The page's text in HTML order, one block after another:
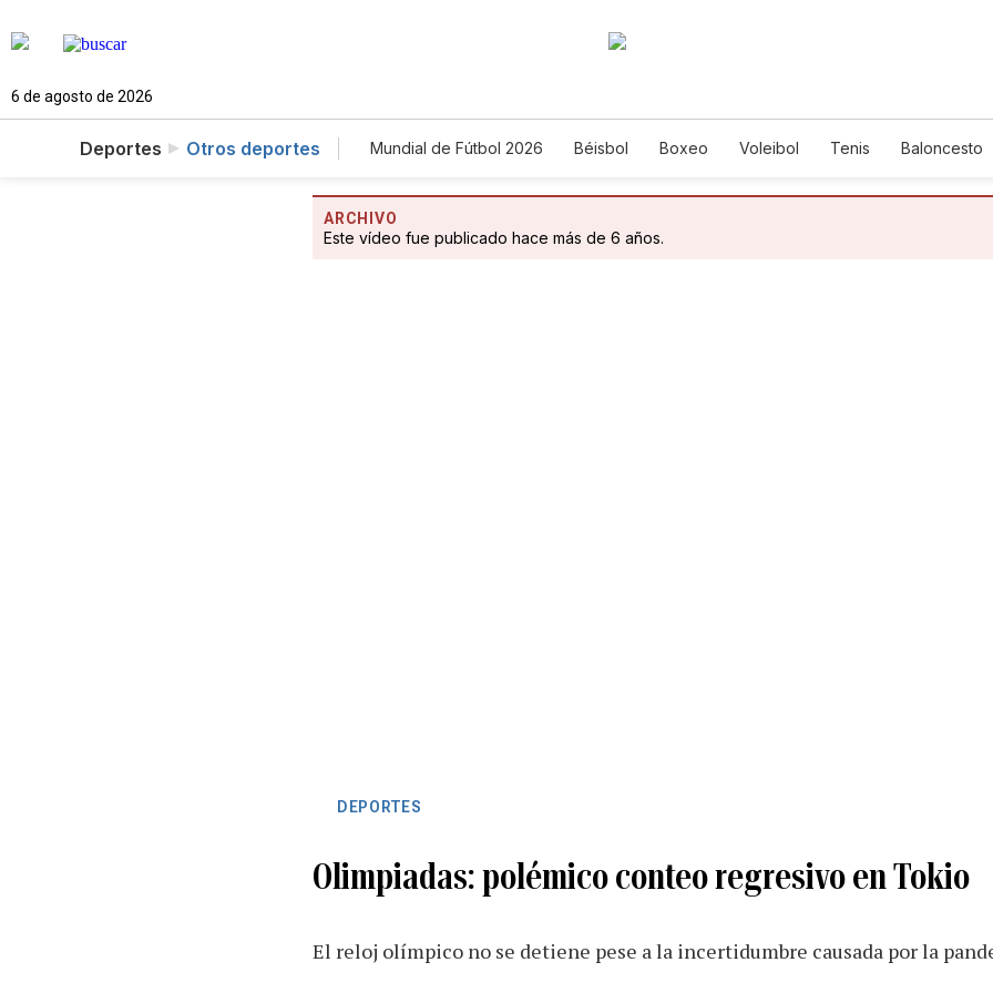
6 de agosto de 2026
Deportes Otros deportes Mundial de Fútbol 2026 Béisbol Boxeo Voleibol Tenis Baloncesto
ARCHIVO
Este vídeo fue publicado hace más de 6 años.
DEPORTES
Olimpiadas: polémico conteo regresivo en Tokio
El reloj olímpico no se detiene pese a la incertidumbre causada por la